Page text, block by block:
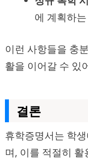
에 계획하
이런 사항들을 충
활을 이어갈 수 있
결론
휴학증명서는 학
며, 이를 적절히